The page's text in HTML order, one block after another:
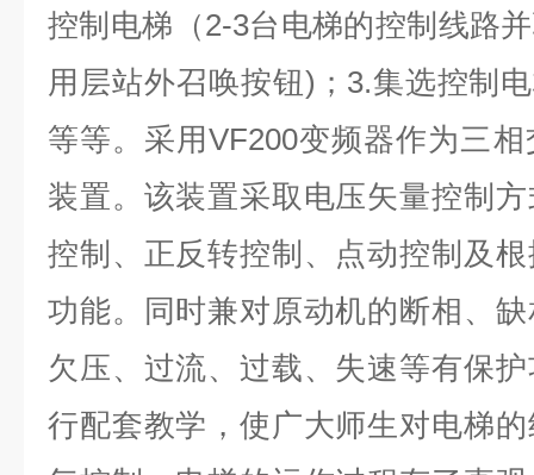
控制电梯（2-3台电梯的控制线路
用层站外召唤按钮)；3.集选控制
等等。采用VF200变频器作为三
装置。该装置采取电压矢量控制
控制、正反转控制、点动控制及
功能。同时兼对原动机的断相、
欠压、过流、过载、失速等有保
行配套教学，使广大师生对电梯